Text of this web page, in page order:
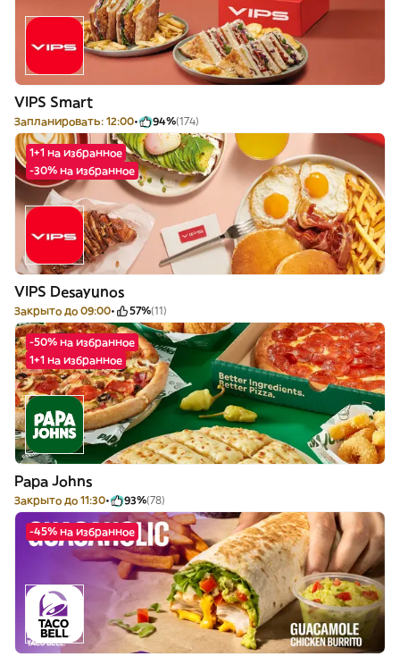
VIPS Smart
Запланировать: 12:00 94%(174)
1+1 на избранное
-30% на избранное
VIPS Desayunos
Закрыто до 09:00 57%(11)
-50% на избранное
1+1 на избранное
Papa Johns
Закрыто до 11:30 93%(78)
-45% на избранное